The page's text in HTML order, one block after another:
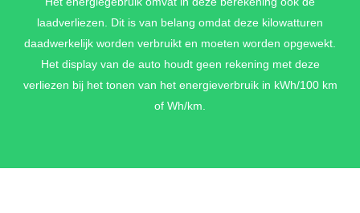
laadverliezen. Dit is van belang omdat deze kilowatturen
daadwerkelijk worden verbruikt en moeten worden opgewekt.
Het display van de auto houdt geen rekening met deze
verliezen bij het tonen van het energieverbruik in kWh/100 km
of Wh/km.